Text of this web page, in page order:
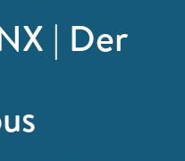
| Der